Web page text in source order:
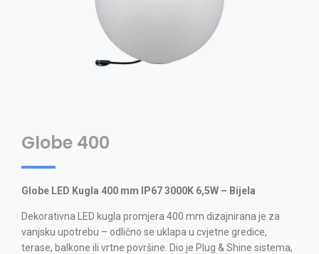
Globe 400
Globe LED Kugla 400 mm IP67 3000K 6,5W – Bijela
Dekorativna LED kugla promjera 400 mm dizajnirana je za
vanjsku upotrebu – odlično se uklapa u cvjetne gredice,
terase, balkone ili vrtne površine. Dio je Plug & Shine sistema,